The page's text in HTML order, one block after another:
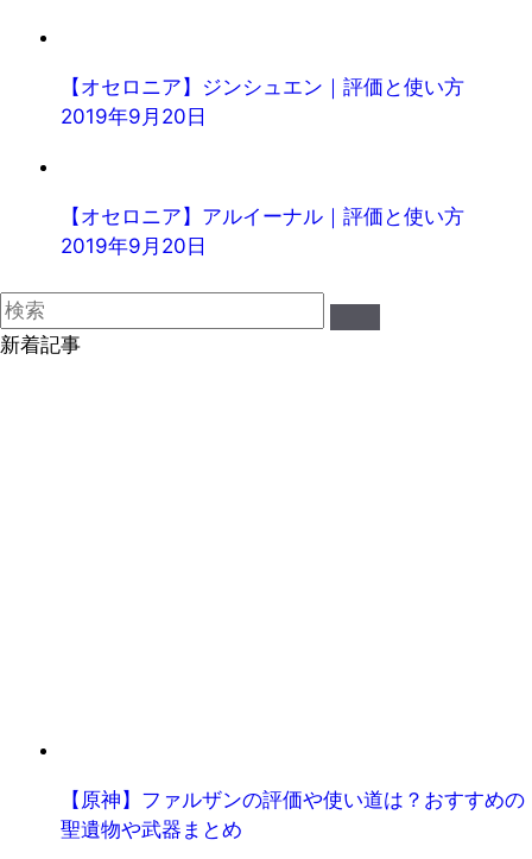
【オセロニア】ジンシュエン｜評価と使い方
2019年9月20日
【オセロニア】アルイーナル｜評価と使い方
2019年9月20日
新着記事
【原神】ファルザンの評価や使い道は？おすすめの
聖遺物や武器まとめ